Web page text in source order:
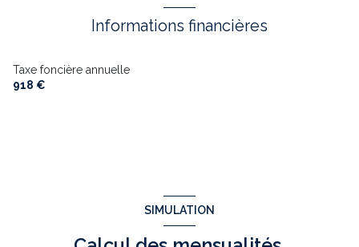
Informations financières
Taxe foncière annuelle
918 €
SIMULATION